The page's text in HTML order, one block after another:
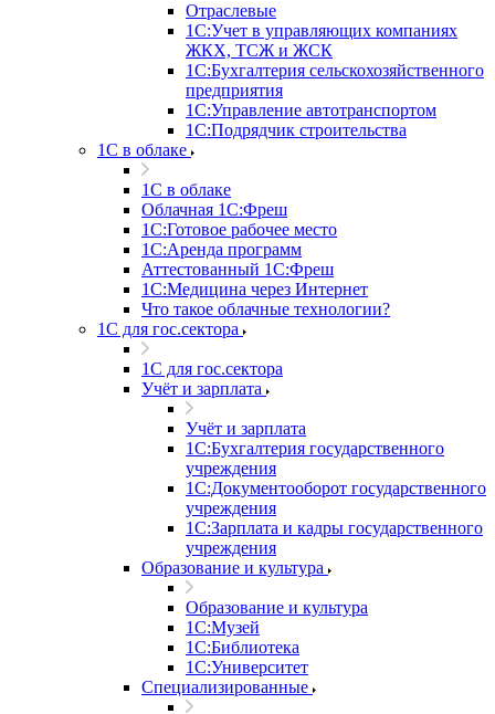
Отраслевые
1С:Учет в управляющих компаниях
ЖКХ, ТСЖ и ЖСК
1С:Бухгалтерия сельскохозяйственного
предприятия
1С:Управление автотранспортом
1С:Подрядчик строительства
1C в облаке
1C в облаке
Облачная 1С:Фреш
1С:Готовое рабочее место
1C:Аренда программ
Аттестованный 1С:Фреш
1С:Медицина через Интернет
Что такое облачные технологии?
1С для гос.сектора
1С для гос.сектора
Учёт и зарплата
Учёт и зарплата
1С:Бухгалтерия государственного
учреждения
1С:Документооборот государственного
учреждения
1С:Зарплата и кадры государственного
учреждения
Образование и культура
Образование и культура
1С:Музей
1С:Библиотека
1С:Университет
Специализированные